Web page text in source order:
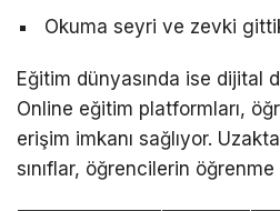
Okuma seyri ve zevki
Eğitim dünyasında ise dijital
Online eğitim platformları,
erişim imkanı sağlıyor.
sınıflar, öğrencilerin